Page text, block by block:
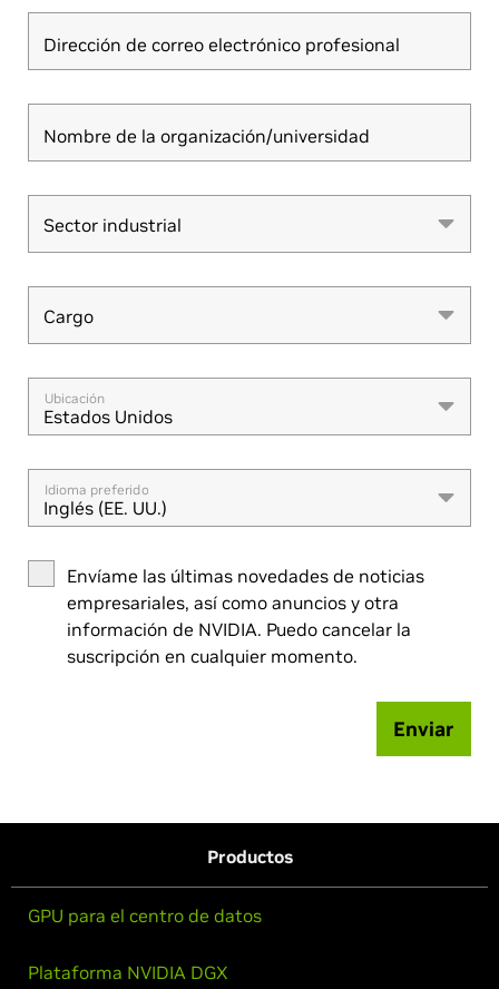
Dirección de correo electrónico profesional
Nombre de la organización/universidad
Sector industrial
Sector industrial
Cargo
Cargo
Ubicación
Estados Unidos
Idioma preferido
Inglés (EE. UU.)
Envíame las últimas novedades de noticias
empresariales, así como anuncios y otra
información de NVIDIA. Puedo cancelar la
suscripción en cualquier momento.
Enviar
Productos
GPU para el centro de datos
Plataforma NVIDIA DGX